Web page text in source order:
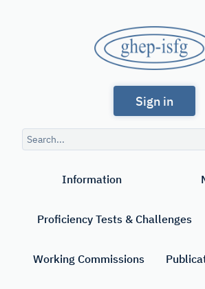
-
ISFG
Portuguese-
speaking
Working
International
Sign in
Search
query
Information
Proficiency Tests & Challenges
Working Commissions